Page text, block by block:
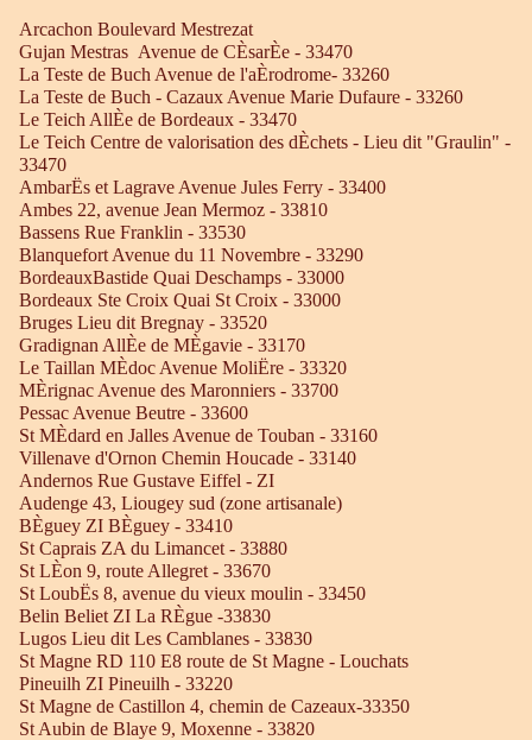
Arcachon Boulevard Mestrezat
Gujan Mestras Avenue de CÈsarÈe - 33470
La Teste de Buch Avenue de l'aÈrodrome- 33260
La Teste de Buch - Cazaux Avenue Marie Dufaure - 33260
Le Teich AllÈe de Bordeaux - 33470
Le Teich Centre de valorisation des dÈchets - Lieu dit "Graulin" -
33470
AmbarËs et Lagrave Avenue Jules Ferry - 33400
Ambes 22, avenue Jean Mermoz - 33810
Bassens Rue Franklin - 33530
Blanquefort Avenue du 11 Novembre - 33290
BordeauxBastide Quai Deschamps - 33000
Bordeaux Ste Croix Quai St Croix - 33000
Bruges Lieu dit Bregnay - 33520
Gradignan AllÈe de MÈgavie - 33170
Le Taillan MÈdoc Avenue MoliËre - 33320
MÈrignac Avenue des Maronniers - 33700
Pessac Avenue Beutre - 33600
St MÈdard en Jalles Avenue de Touban - 33160
Villenave d'Ornon Chemin Houcade - 33140
Andernos Rue Gustave Eiffel - ZI
Audenge 43, Liougey sud (zone artisanale)
BÈguey ZI BÈguey - 33410
St Caprais ZA du Limancet - 33880
St LÈon 9, route Allegret - 33670
St LoubËs 8, avenue du vieux moulin - 33450
Belin Beliet ZI La RÈgue -33830
Lugos Lieu dit Les Camblanes - 33830
St Magne RD 110 E8 route de St Magne - Louchats
Pineuilh ZI Pineuilh - 33220
St Magne de Castillon 4, chemin de Cazeaux-33350
St Aubin de Blaye 9, Moxenne - 33820